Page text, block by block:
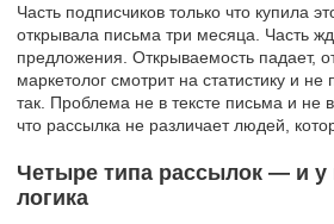
Часть подписчиков только что купила
открывала письма три месяца. Часть
предложения. Открываемость падает,
маркетолог смотрит на статистику и
так. Проблема не в тексте письма и не
что рассылка не различает людей,
Четыре типа рассылок ― и у
логика